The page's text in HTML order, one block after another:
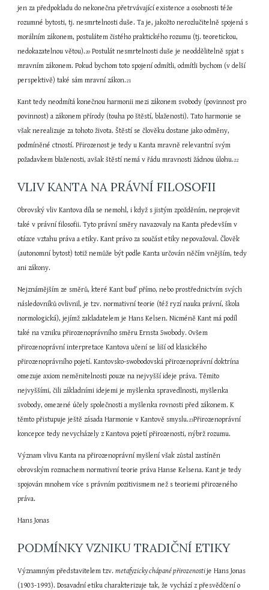
jen za předpokladu do nekonečna přetrvávající existence a osobnosti téže
rozumné bytosti, tj. nesmrtelnosti duše. Ta je, jakožto nerozlučitelně spojená s
morálním zákonem, postulátem čistého praktického rozumu (tj. teoretickou,
nedokazatelnou větou).20 Postulát nesmrtelnosti duše je neoddělitelně spjat s
mravním zákonem. Pokud bychom toto spojení odmítli, odmítli bychom (v delší
perspektivě) také sám mravní zákon.21
Kant tedy neodmítá konečnou harmonii mezi zákonem svobody (povinnost pro
povinnost) a zákonem přírody (touha po štěstí, blaženosti). Tato harmonie se
však nerealizuje za tohoto života. Štěstí se člověku dostane jako odměny,
podmíněné ctností. Přirozenost je tedy u Kanta mravně relevantní svým
požadavkem blaženosti, avšak štěstí nemá v řádu mravnosti žádnou úlohu.22
VLIV KANTA NA PRÁVNÍ FILOSOFII
Obrovský vliv Kantova díla se nemohl, i když s jistým zpožděním, neprojevit
také v právní filosofii. Tyto právní směry navazovaly na Kanta především v
otázce vztahu práva a etiky. Kant právo za součást etiky nepovažoval. Člověk
(autonomní bytost) totiž nemůže být podle Kanta určován něčím vnějším, tedy
ani zákony.
Nejznámějším ze směrů, které Kant buď přímo, nebo prostřednictvím svých
následovníků ovlivnil, je tzv. normativní teorie (též ryzí nauka právní, škola
normologická), jejímž zakladatelem je Hans Kelsen. Nicméně Kant má podíl
také na vzniku přirozenoprávního směru Ernsta Swobody. Ovšem
přirozenoprávní interpretace Kantova učení se liší od klasického
přirozenoprávního pojetí. Kantovsko-swobodovská přirozenoprávní doktrína
omezuje axiom neměnitelnosti pouze na nejvyšší ideje práva. Těmito
nejvyššími, čili základními idejemi je myšlenka spravedlnosti, myšlenka
svobody, omezené účely společnosti a myšlenka rovnosti před zákonem. K
těmto přistupuje ještě zásada Harmonie v Kantově smyslu.23Přirozenoprávní
koncepce tedy nevycházely z Kantova pojetí přirozenosti, nýbrž rozumu.
Význam vlivu Kanta na přirozenoprávní myšlení však zůstal zastíněn
obrovským rozmachem normativní teorie práva Hanse Kelsena. Kant je tedy
spojován mnohem více s právním pozitivismem než s teoriemi přirozeného
práva.
Hans Jonas
PODMÍNKY VZNIKU TRADIČNÍ ETIKY
Významným představitelem tzv. metafyzicky chápané přirozenosti je Hans Jonas
(1903-1993). Dosavadní etiku charakterizuje tak, že vychází z přesvědčení o